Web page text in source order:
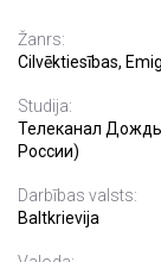
Žanrs:
Cilvēktiesības,
Studija:
Телеканал Дождь
России)
Darbības valsts:
Baltkrievija